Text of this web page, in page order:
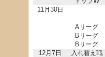
11月30日
Aリーグ
Bリーグ
Bリーグ
12月7日
入れ替え戦